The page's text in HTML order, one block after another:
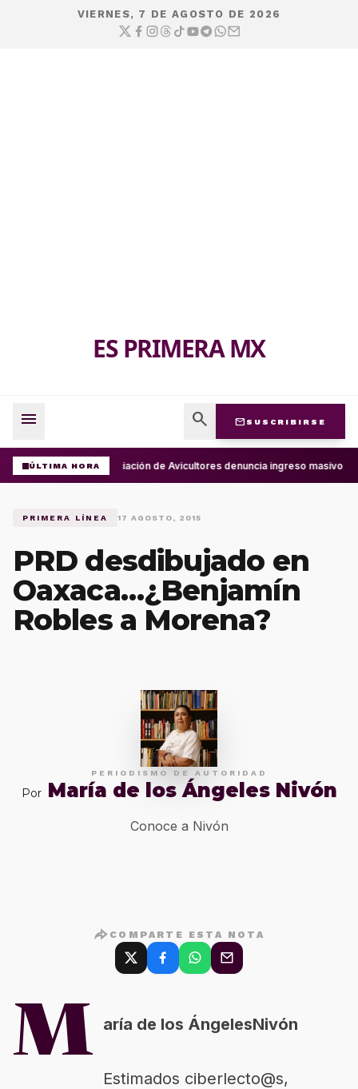
VIERNES, 7 DE AGOSTO DE 2026
ES PRIMERA MX
menu search mail SUSCRIBIRSE
ÚLTIMA HORAAsociación de Avicultores denuncia ingreso masivo
PRIMERA LÍNEA 17 AGOSTO, 2015
PRD desdibujado en
Oaxaca…¿Benjamín
Robles a Morena?
PERIODISMO DE AUTORIDAD
Por María de los Ángeles Nivón
Conoce a Nivón
COMPARTE ESTA NOTA
M aría de los ÁngelesNivón
Estimados ciberlecto@s,